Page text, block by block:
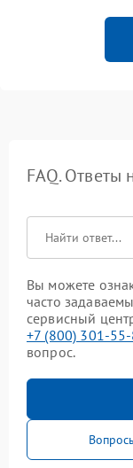
FAQ. Ответы
Вы можете
часто
сервисный
+7 (800) 301-
вопрос.